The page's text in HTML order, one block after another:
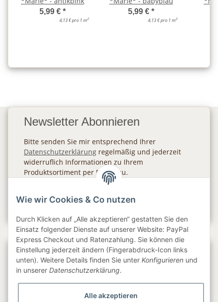
5,99 € *
4,13 € pro 1 m2
5,99 € *
4,13 € pro 1 m2
Newsletter Abonnieren
Bitte senden Sie mir entsprechend Ihrer
Datenschutzerklärung regelmäßig und jederzeit
widerruflich Informationen zu Ihrem
Produktsortiment per E-Mail zu.
Gesetzliche Informationen
Wie wir Cookies & Co nutzen
Durch Klicken auf „Alle akzeptieren“ gestatten Sie den
Einsatz folgender Dienste auf unserer Website: PayPal
Express Checkout und Ratenzahlung. Sie können die
Einstellung jederzeit ändern (Fingerabdruck-Icon links
unten). Weitere Details finden Sie unter Konfigurieren und
in unserer Datenschutzerklärung.
Alle akzeptieren